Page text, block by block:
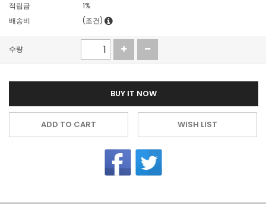
적립금
1%
배송비
(조건)
수량
BUY IT NOW
ADD TO CART WISH LIST